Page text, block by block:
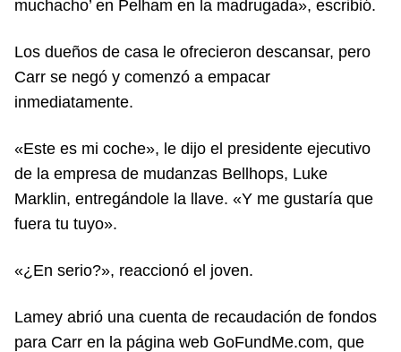
muchacho’ en Pelham en la madrugada», escribió.
Los dueños de casa le ofrecieron descansar, pero
Carr se negó y comenzó a empacar
inmediatamente.
«Este es mi coche», le dijo el presidente ejecutivo
de la empresa de mudanzas Bellhops, Luke
Marklin, entregándole la llave. «Y me gustaría que
fuera tu tuyo».
«¿En serio?», reaccionó el joven.
Lamey abrió una cuenta de recaudación de fondos
para Carr en la página web GoFundMe.com, que